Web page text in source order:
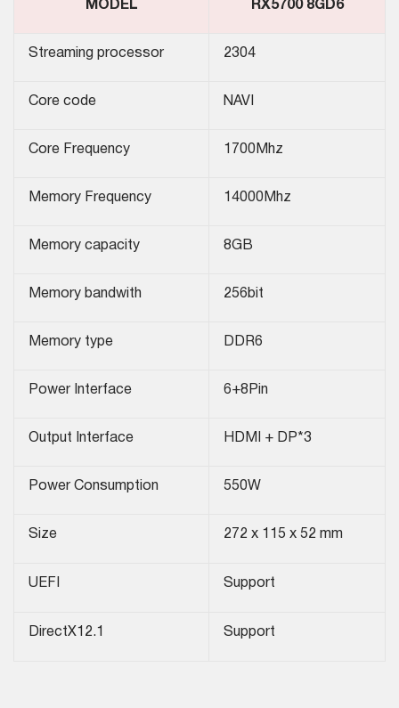
MODEL RX5700 8GD6
Streaming processor 2304
Core code NAVI
Core Frequency 1700Mhz
Memory Frequency 14000Mhz
Memory capacity 8GB
Memory bandwith 256bit
Memory type DDR6
Power Interface 6+8Pin
Output Interface HDMI + DP*3
Power Consumption 550W
Size 272 x 115 x 52 mm
UEFI Support
DirectX12.1 Support